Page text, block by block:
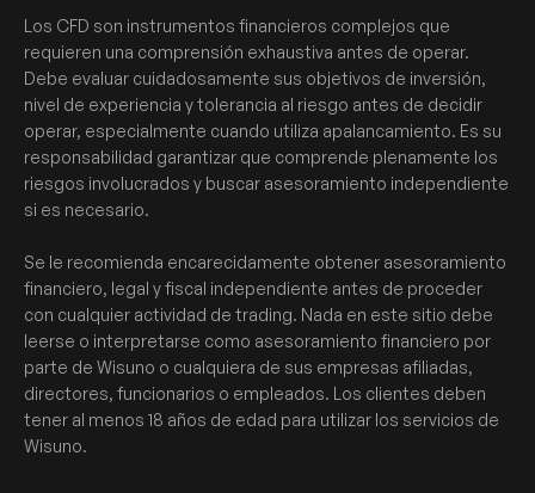
Los CFD son instrumentos financieros complejos que
requieren una comprensión exhaustiva antes de operar.
Debe evaluar cuidadosamente sus objetivos de inversión,
nivel de experiencia y tolerancia al riesgo antes de decidir
operar, especialmente cuando utiliza apalancamiento. Es su
responsabilidad garantizar que comprende plenamente los
riesgos involucrados y buscar asesoramiento independiente
si es necesario.
Se le recomienda encarecidamente obtener asesoramiento
financiero, legal y fiscal independiente antes de proceder
con cualquier actividad de trading. Nada en este sitio debe
leerse o interpretarse como asesoramiento financiero por
parte de Wisuno o cualquiera de sus empresas afiliadas,
directores, funcionarios o empleados. Los clientes deben
tener al menos 18 años de edad para utilizar los servicios de
Wisuno.